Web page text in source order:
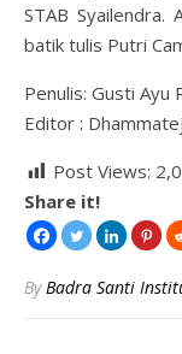
STAB Syailendra.
batik tulis Putri
Penulis: Gusti Ayu
Editor :
Post Views:
Share it!
ByBadra Santi